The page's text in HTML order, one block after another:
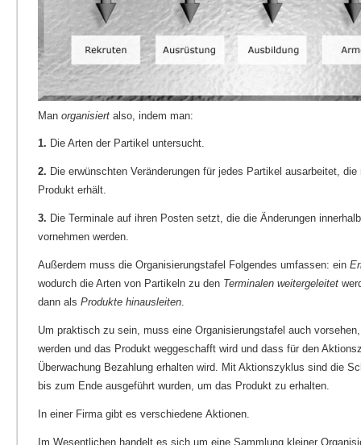
Man organisiert also, indem man:
1. Die Arten der Partikel untersucht.
2. Die erwünschten Veränderungen für jedes Partikel ausarbeitet,
Produkt erhält.
3. Die Terminale auf ihren Posten setzt, die die Änderungen
vornehmen werden.
Außerdem muss die Organisierungstafel Folgendes umfassen: ein
wodurch die Arten von Partikeln zu den Terminalen weitergeleitet
dann als Produkte hinausleiten.
Um praktisch zu sein, muss eine Organisierungstafel auch
werden und das Produkt weggeschafft wird und dass für den
Überwachung Bezahlung erhalten wird. Mit Aktionszyklus sind die
bis zum Ende ausgeführt wurden, um das Produkt zu erhalten.
In einer Firma gibt es verschiedene Aktionen.
Im Wesentlichen handelt es sich um eine Sammlung kleiner